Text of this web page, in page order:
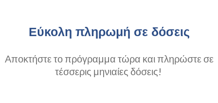
Εύκολη πληρωμή σε δόσεις
Αποκτήστε το πρόγραμμα τώρα και πληρώστε σε
τέσσερις μηνιαίες δόσεις!